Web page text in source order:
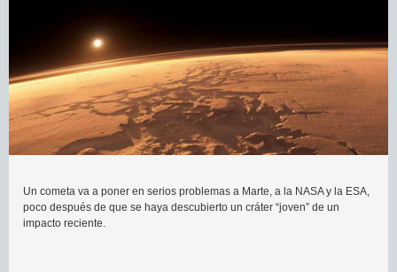
Un cometa va a poner en serios problemas a Marte, a la NASA y la ESA,
poco después de que se haya descubierto un cráter “joven” de un
impacto reciente.